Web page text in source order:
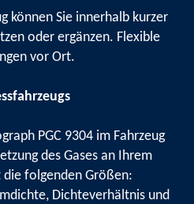
können Sie innerhalb kurzer
oder ergänzen. Flexible
vor Ort.
PGC 9304 im Fahrzeug
des Gases an Ihrem
folgenden Größen:
Dichteverhältnis und